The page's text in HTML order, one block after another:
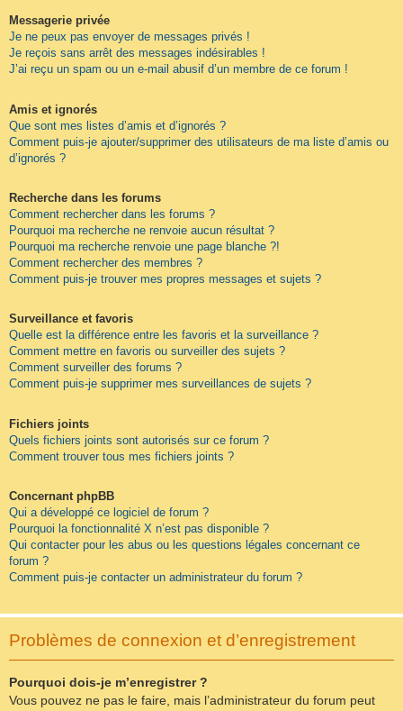
Messagerie privée
Je ne peux pas envoyer de messages privés !
Je reçois sans arrêt des messages indésirables !
J’ai reçu un spam ou un e-mail abusif d’un membre de ce forum !
Amis et ignorés
Que sont mes listes d’amis et d’ignorés ?
Comment puis-je ajouter/supprimer des utilisateurs de ma liste d’amis ou
d’ignorés ?
Recherche dans les forums
Comment rechercher dans les forums ?
Pourquoi ma recherche ne renvoie aucun résultat ?
Pourquoi ma recherche renvoie une page blanche ?!
Comment rechercher des membres ?
Comment puis-je trouver mes propres messages et sujets ?
Surveillance et favoris
Quelle est la différence entre les favoris et la surveillance ?
Comment mettre en favoris ou surveiller des sujets ?
Comment surveiller des forums ?
Comment puis-je supprimer mes surveillances de sujets ?
Fichiers joints
Quels fichiers joints sont autorisés sur ce forum ?
Comment trouver tous mes fichiers joints ?
Concernant phpBB
Qui a développé ce logiciel de forum ?
Pourquoi la fonctionnalité X n’est pas disponible ?
Qui contacter pour les abus ou les questions légales concernant ce
forum ?
Comment puis-je contacter un administrateur du forum ?
Problèmes de connexion et d’enregistrement
Pourquoi dois-je m’enregistrer ?
Vous pouvez ne pas le faire, mais l’administrateur du forum peut